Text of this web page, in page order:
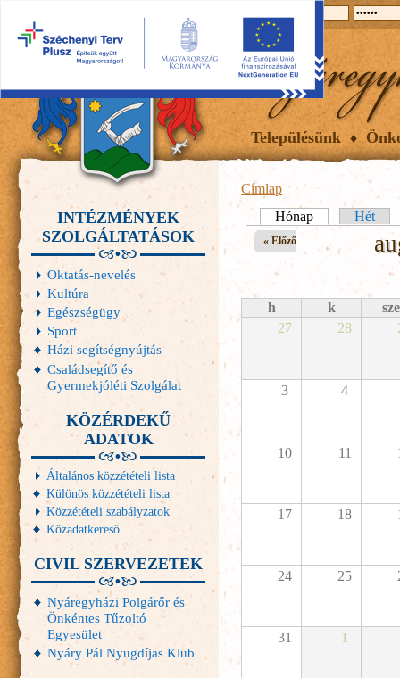
Településünk
Címlap
Elsődleges fülek
Hónap (aktív fül)
Hét
« Előző
h k
sze
27
28
3 4
10 11
17 18
24 25
31 1
INTÉZMÉNYEK
SZOLGÁLTATÁSOK
Oktatás-nevelés
Kultúra
Egészségügy
Sport
Házi segítségnyújtás
Családsegítő és
Gyermekjóléti Szolgálat
KÖZÉRDEKŰ
ADATOK
Általános közzétételi lista
Különös közzétételi lista
Közzétételi szabályzatok
Közadatkereső
CIVIL SZERVEZETEK
Nyáregyházi Polgárőr és
Önkéntes Tűzoltó
Egyesület
Nyáry Pál Nyugdíjas Klub